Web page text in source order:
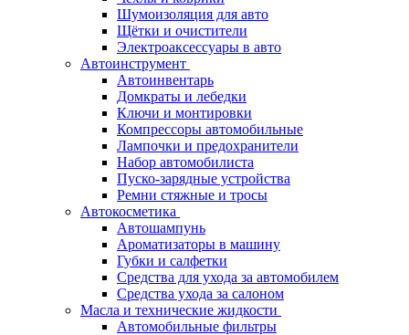
Шумоизоляция для авто
Щётки и очистители
Электроаксессуары в авто
Автоинструмент
Автоинвентарь
Домкраты и лебедки
Ключи и монтировки
Компрессоры автомобильные
Лампочки и предохранители
Набор автомобилиста
Пуско-зарядные устройства
Ремни стяжные и тросы
Автокосметика
Автошампунь
Ароматизаторы в машину
Губки и салфетки
Средства для ухода за автомобилем
Средства ухода за салоном
Масла и технические жидкости
Автомобильные фильтры